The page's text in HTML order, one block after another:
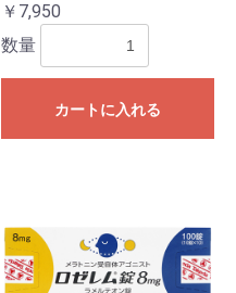
￥7,950
数量
カートに入れる